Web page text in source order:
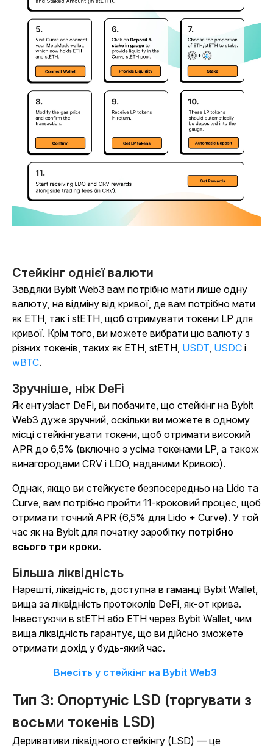
Стейкінг однієї валюти
Завдяки Bybit Web3 вам потрібно мати лише одну
валюту, на відміну від кривої, де вам потрібно мати
як ETH, так і stETH, щоб отримувати токени LP для
кривої. Крім того, ви можете вибрати цю валюту з
різних токенів, таких як ETH, stETH, USDT, USDC і
wBTC.
Зручніше, ніж DeFi
Як ентузіаст DeFi, ви побачите, що стейкінг на Bybit
Web3 дуже зручний, оскільки ви можете в одному
місці стейкінгувати токени, щоб отримати високий
APR до 6,5% (включно з усіма токенами LP, а також
винагородами CRV і LDO, наданими Кривою).
Однак, якщо ви стейкуєте безпосередньо на Lido та
Curve, вам потрібно пройти 11-кроковий процес, щоб
отримати точний APR (6,5% для Lido + Curve). У той
час як на Bybit для початку заробітку потрібно
всього три кроки.
Більша ліквідність
Нарешті, ліквідність, доступна в гаманці Bybit Wallet,
вища за ліквідність протоколів DeFi, як-от крива.
Інвестуючи в stETH або ETH через Bybit Wallet, чим
вища ліквідність гарантує, що ви дійсно зможете
отримати дохід у будь-який час.
Внесіть у стейкінг на Bybit Web3
Тип 3: Опортуніс LSD (торгувати з
восьми токенів LSD)
Деривативи ліквідного стейкінгу (LSD) — це